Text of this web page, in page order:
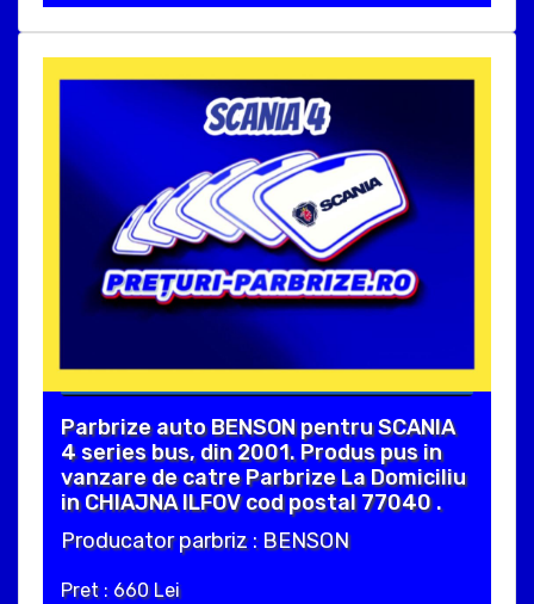
Parbrize auto BENSON pentru SCANIA
4 series bus, din 2001. Produs pus in
vanzare de catre Parbrize La Domiciliu
in CHIAJNA ILFOV cod postal 77040 .
Producator parbriz : BENSON
Pret : 660 Lei